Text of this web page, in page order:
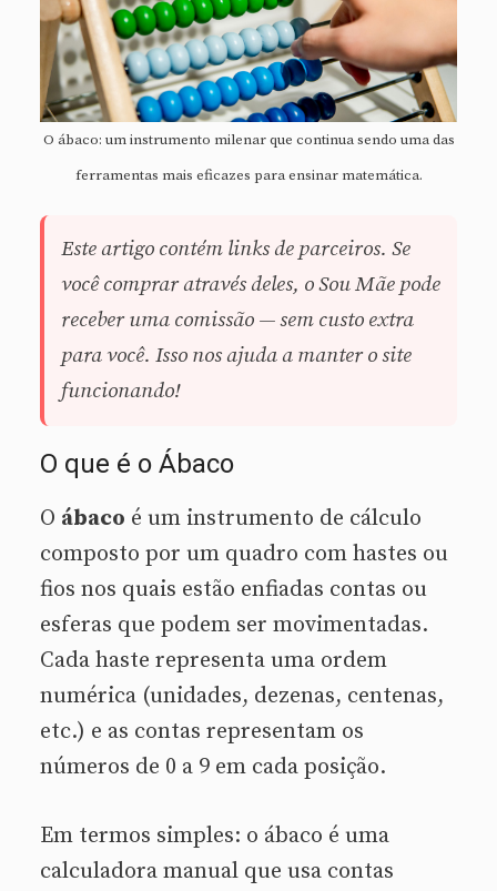
O ábaco: um instrumento milenar que continua sendo uma das
ferramentas mais eficazes para ensinar matemática.
Este artigo contém links de parceiros. Se
você comprar através deles, o Sou Mãe pode
receber uma comissão — sem custo extra
para você. Isso nos ajuda a manter o site
funcionando!
O que é o Ábaco
O ábaco é um instrumento de cálculo
composto por um quadro com hastes ou
fios nos quais estão enfiadas contas ou
esferas que podem ser movimentadas.
Cada haste representa uma ordem
numérica (unidades, dezenas, centenas,
etc.) e as contas representam os
números de 0 a 9 em cada posição.
Em termos simples: o ábaco é uma
calculadora manual que usa contas